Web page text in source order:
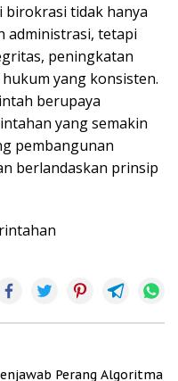
tidak hanya
administrasi, tetapi
peningkatan
yang konsisten.
berupaya
yang semakin
pembangunan
berlandaskan prinsip
Perang Algoritma